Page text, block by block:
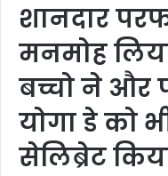
शानदार
मनमोह
बच्चो ने और
योगा डे को
सेलिब्रेट